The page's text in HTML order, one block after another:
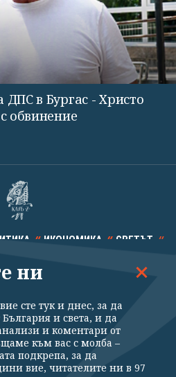
в Бургас - Христо
обвинение
ИКОНОМИКА СВЕТЪТ
КАЛЕЙДОСКОП
ни
сте тук и днес, за да
и света, и да
и коментари от
към вас с молба –
подкрепа, за да
вие, читателите ни в 97